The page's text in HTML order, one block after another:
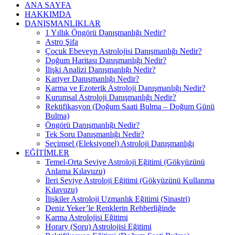
ANA SAYFA
HAKKIMDA
DANIŞMANLIKLAR
1 Yıllık Öngörü Danışmanlığı Nedir?
Astro Şifa
Çocuk Ebeveyn Astrolojisi Danışmanlığı Nedir?
Doğum Haritası Danışmanlığı Nedir?
İlişki Analizi Danışmanlığı Nedir?
Kariyer Danışmanlığı Nedir?
Karma ve Ezoterik Astroloji Danışmanlığı Nedir?
Kurumsal Astroloji Danışmanlığı Nedir?
Rektifikasyon (Doğum Saati Bulma – Doğum Günü
Bulma)
Öngörü Danışmanlığı Nedir?
Tek Soru Danışmanlığı Nedir?
Seçimsel (Eleksiyonel) Astroloji Danışmanlığı
EĞİTİMLER
Temel-Orta Seviye Astroloji Eğitimi (Gökyüzünü
Anlama Kılavuzu)
İleri Seviye Astroloji Eğitimi (Gökyüzünü Kullanma
Kılavuzu)
İlişkiler Astroloji Uzmanlık Eğitimi (Sinastri)
Deniz Yeker’le Renklerin Rehberliğinde
Karma Astrolojisi Eğitimi
Horary (Soru) Astrolojisi Eğitimi